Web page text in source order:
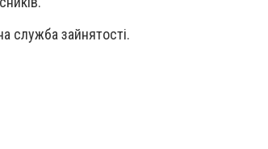
служба зайнятості.